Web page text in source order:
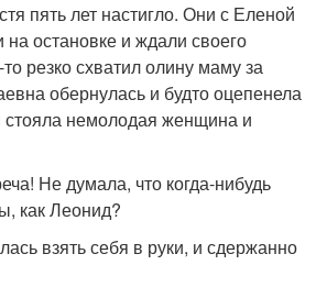
пять лет настигло. Они с Еленой
остановке и ждали своего
резко схватил олину маму за
обернулась и будто оцепенела
немолодая женщина и
Не думала, что когда-нибудь
как Леонид?
взять себя в руки, и сдержанно